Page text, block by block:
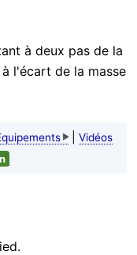
à deux pas de la
l'écart de la masse
| Vidéos